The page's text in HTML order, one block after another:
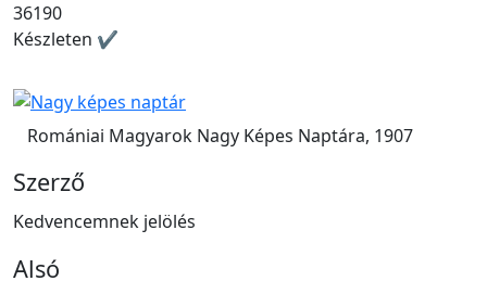
36190
Készleten ✔
Romániai Magyarok Nagy Képes Naptára, 1907
Szerző
Kedvencemnek jelölés
Alsó